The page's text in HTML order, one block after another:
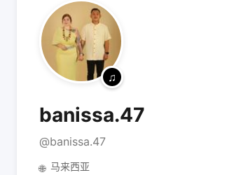
banissa.47
@banissa.47
🌐 马来西亚